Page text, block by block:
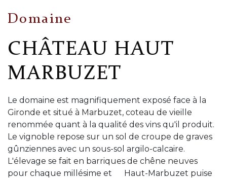
Domaine
CHÂTEAU HAUT
MARBUZET
Le domaine est magnifiquement exposé face à la
Gironde et situé à Marbuzet, coteau de vieille
renommée quant à la qualité des vins qu'il produit.
Le vignoble repose sur un sol de croupe de graves
gûnziennes avec un sous-sol argilo-calcaire.
L'élevage se fait en barriques de chêne neuves
pour chaque millésime et Haut-Marbuzet puise